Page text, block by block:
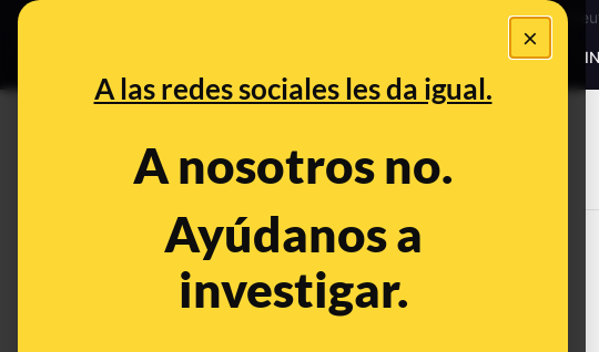
×
A las redes sociales les da igual.
A nosotros no.
Ayúdanos a
investigar.
•Bulos
PREBUNKING